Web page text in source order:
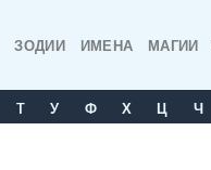
ЗОДИИ ИМЕНА МАГИИ
T У Ф Х Ц Ч